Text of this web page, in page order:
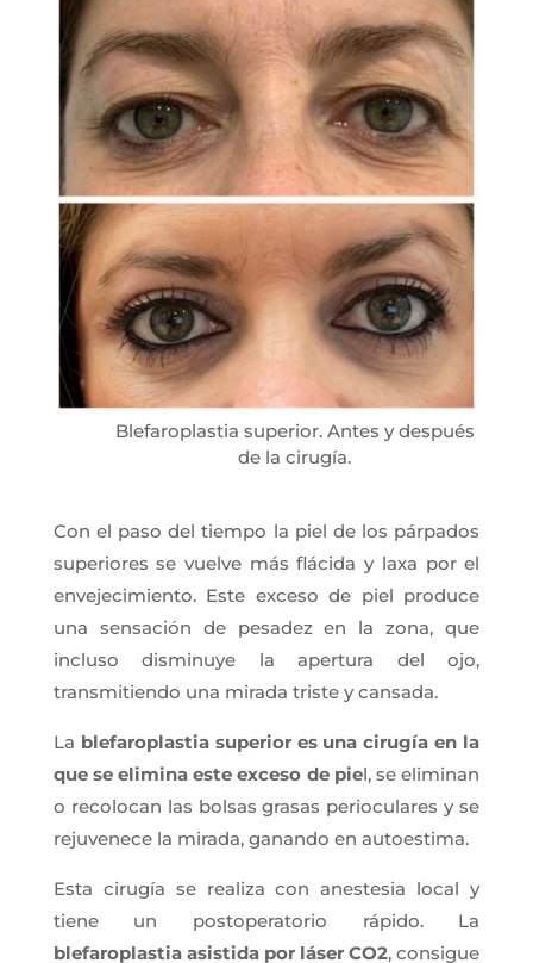
Blefaroplastia superior. Antes y después
de la cirugía.
Con el paso del tiempo la piel de los párpados
superiores se vuelve más flácida y laxa por el
envejecimiento. Este exceso de piel produce
una sensación de pesadez en la zona, que
incluso disminuye la apertura del ojo,
transmitiendo una mirada triste y cansada.
La blefaroplastia superior es una cirugía en la
que se elimina este exceso de piel, se eliminan
o recolocan las bolsas grasas perioculares y se
rejuvenece la mirada, ganando en autoestima.
Esta cirugía se realiza con anestesia local y
tiene un postoperatorio rápido. La
blefaroplastia asistida por láser CO2, consigue